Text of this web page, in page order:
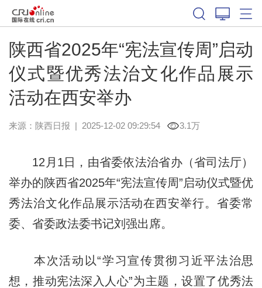
陕西省2025年“宪法宣传周”启动
仪式暨优秀法治文化作品展示
活动在西安举办
来源： 陕西日报 | 2025-12-02 09:29:54 3.1万
12月1日，由省委依法治省办（省司法厅）
举办的陕西省2025年“宪法宣传周”启动仪式暨优
秀法治文化作品展示活动在西安举行。省委常
委、省委政法委书记刘强出席。
本次活动以“学习宣传贯彻习近平法治思
想，推动宪法深入人心”为主题，设置了优秀法